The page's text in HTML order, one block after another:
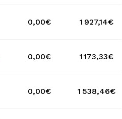
0,00€ 1 927,14€
0,00€ 1 173,33€
0,00€ 1 538,46€